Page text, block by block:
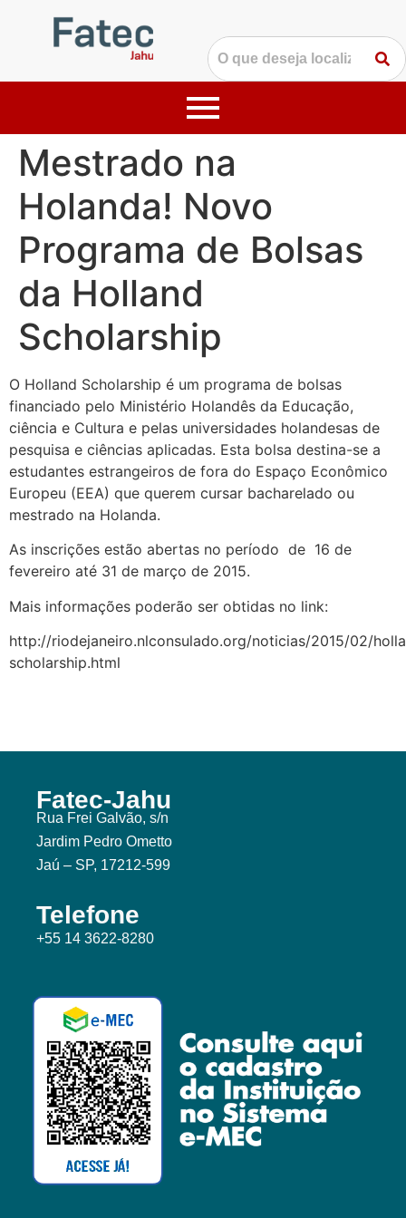
Mestrado na
Holanda! Novo
Programa de Bolsas
da Holland
Scholarship
O Holland Scholarship é um programa de bolsas
financiado pelo Ministério Holandês da Educação,
ciência e Cultura e pelas universidades holandesas de
pesquisa e ciências aplicadas. Esta bolsa destina-se a
estudantes estrangeiros de fora do Espaço Econômico
Europeu (EEA) que querem cursar bacharelado ou
mestrado na Holanda.
As inscrições estão abertas no período de 16 de
fevereiro até 31 de março de 2015.
Mais informações poderão ser obtidas no link:
http://riodejaneiro.nlconsulado.org/noticias/2015/02/
scholarship.html
Fatec-Jahu
Rua Frei Galvão, s/n
Jardim Pedro Ometto
Jaú – SP, 17212-599
Telefone
+55 14 3622-8280